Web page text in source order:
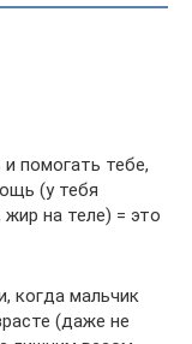
помогать тебе,
(у тебя
на теле) = это
когда мальчик
(даже не